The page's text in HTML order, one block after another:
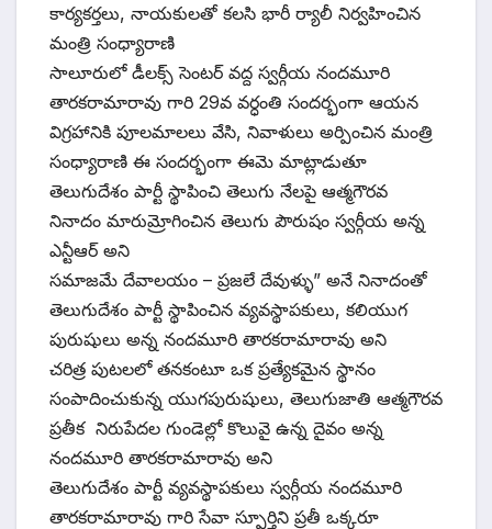
కార్యకర్తలు, నాయకులతో కలసి భారీ ర్యాలీ నిర్వహించిన
మంత్రి సంధ్యారాణి
సాలూరులో డీలక్స్ సెంటర్ వద్ద స్వర్గీయ నందమూరి
తారకరామారావు గారి 29వ వర్ధంతి సందర్భంగా ఆయన
విగ్రహానికి పూలమాలలు వేసి, నివాళులు అర్పించిన మంత్రి
సంధ్యారాణి ఈ సందర్భంగా ఈమె మాట్లాడుతూ
తెలుగుదేశం పార్టీ స్థాపించి తెలుగు నేలపై ఆత్మగౌరవ
నినాదం మారుమ్రోగించిన తెలుగు పౌరుషం స్వర్గీయ అన్న
ఎన్టీఆర్ అని
సమాజమే దేవాలయం – ప్రజలే దేవుళ్ళు” అనే నినాదంతో
తెలుగుదేశం పార్టీ స్థాపించిన వ్యవస్థాపకులు, కలియుగ
పురుషులు అన్న నందమూరి తారకరామారావు అని
చరిత్ర పుటలలో తనకంటూ ఒక ప్రత్యేకమైన స్థానం
సంపాదించుకున్న యుగపురుషులు, తెలుగుజాతి ఆత్మగౌరవ
ప్రతీక నిరుపేదల గుండెల్లో కొలువై ఉన్న దైవం అన్న
నందమూరి తారకరామారావు అని
తెలుగుదేశం పార్టీ వ్యవస్థాపకులు స్వర్గీయ నందమూరి
తారకరామారావు గారి సేవా స్ఫూర్తిని ప్రతీ ఒక్కరూ